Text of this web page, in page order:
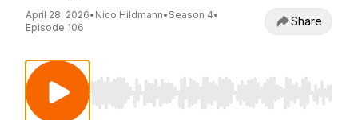
April 28, 2026• Nico Hildmann• Season 4•
Episode 106
Share
Use Left/Right to seek, Home/End to jump to